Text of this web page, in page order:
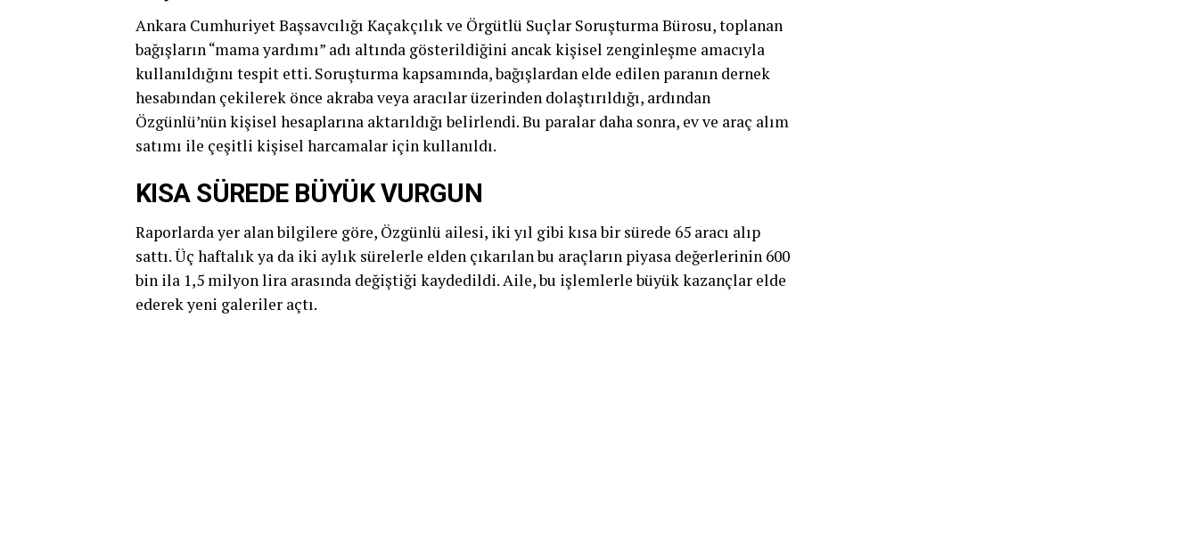
Ankara Cumhuriyet Başsavcılığı Kaçakçılık ve Örgütlü Suçlar Soruşturma Bürosu, toplanan
bağışların “mama yardımı” adı altında gösterildiğini ancak kişisel zenginleşme amacıyla
kullanıldığını tespit etti. Soruşturma kapsamında, bağışlardan elde edilen paranın dernek
hesabından çekilerek önce akraba veya aracılar üzerinden dolaştırıldığı, ardından
Özgünlü’nün kişisel hesaplarına aktarıldığı belirlendi. Bu paralar daha sonra, ev ve araç alım
satımı ile çeşitli kişisel harcamalar için kullanıldı.
KISA SÜREDE BÜYÜK VURGUN
Raporlarda yer alan bilgilere göre, Özgünlü ailesi, iki yıl gibi kısa bir sürede 65 aracı alıp
sattı. Üç haftalık ya da iki aylık sürelerle elden çıkarılan bu araçların piyasa değerlerinin 600
bin ila 1,5 milyon lira arasında değiştiği kaydedildi. Aile, bu işlemlerle büyük kazançlar elde
ederek yeni galeriler açtı.